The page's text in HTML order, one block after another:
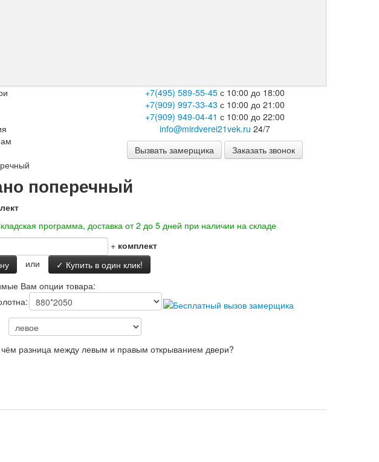
+7(495) 589-55-45с 10:00 до 18:00
+7(909) 997-33-43 с 10:00 до 21:00
+7(909) 949-04-41 с 10:00 до 22:00
info@mirdverei21vek.ru 24/7
Вызвать замерщика
Заказать звонок
поперечный
программа, доставка от 2 до 5 дней при наличии на складе
+ комплект
или
✓ Купить в один клик!
Вам опции товара:
разница между левым и правым открыванием двери?